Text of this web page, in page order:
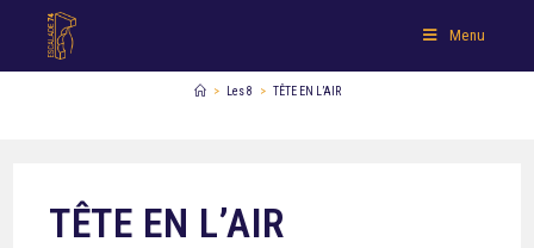
Menu
> Les 8 > TÊTE EN L’AIR
TÊTE EN L’AIR